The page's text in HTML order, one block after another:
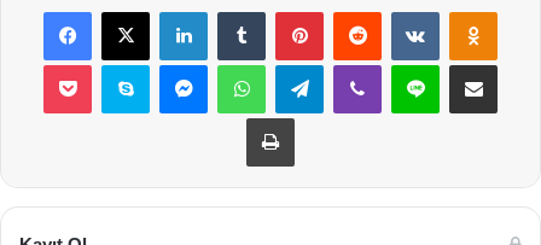
Facebook
X LinkedInTumblr PinterestReddit VKontakte
Pocket Skype MessengerWhatsAppTelegramViber Line E-Posta ile
Yazdır